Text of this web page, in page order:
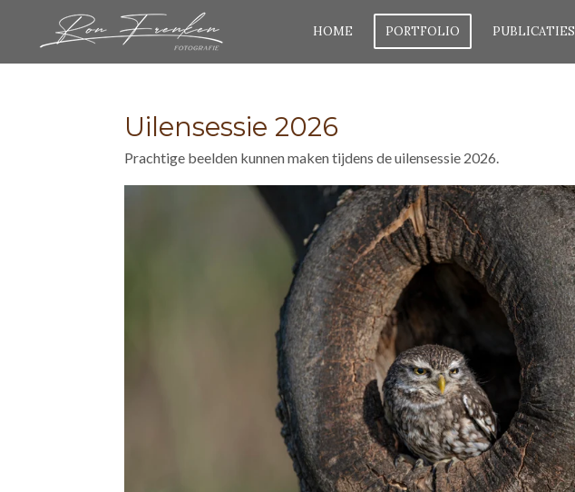
direct
HOME PORTFOLIO PUBLICATIES
Uilensessie 2026
Prachtige beelden kunnen maken tijdens de uilensessie 2026.